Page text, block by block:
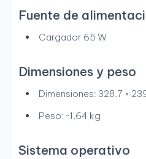
Fuente de
Cargador 65 W
Dimensiones y peso
Dimensiones: 328,7 ×
Peso: ~1,64 kg
Sistema operativo